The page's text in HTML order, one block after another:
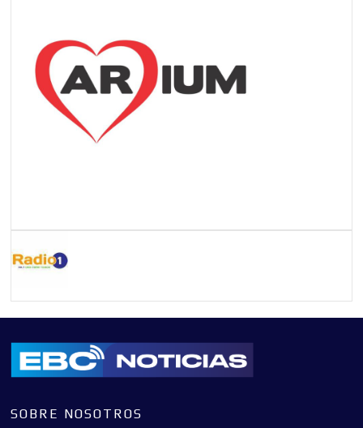
SOBRE NOSOTROS